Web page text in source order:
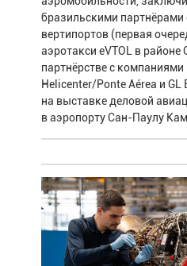
бразильскими партнёрами
вертипортов (первая
аэротакси eVTOL в районе
партнёрстве с компаниями
Helicenter/Ponte Aérea и
на выставке деловой
в аэропорту Сан-Паулу